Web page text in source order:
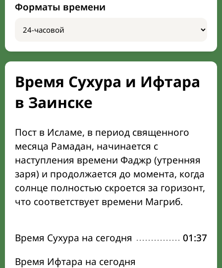
Форматы времени
Время Сухура и Ифтара
в Заинске
Пост в Исламе, в период священного
месяца Рамадан, начинается с
наступления времени Фаджр (утренняя
заря) и продолжается до момента, когда
солнце полностью скроется за горизонт,
что соответствует времени Магриб.
Время Сухура на сегодня
01:37
Время Ифтара на сегодня